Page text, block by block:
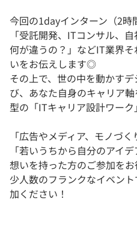
今回の1dayインターン（2時
「受託開発、ITコンサル、
何が違うの？」などIT業界
いをお伝えします◎
その上で、世の中を動かす
び、あなた自身のキャリア
型の「ITキャリア設計ワーク
「広告やメディア、モノづ
「若いうちから自分のアイ
想いを持った方のご参加をお
少人数のフランクなイベン
加ください！